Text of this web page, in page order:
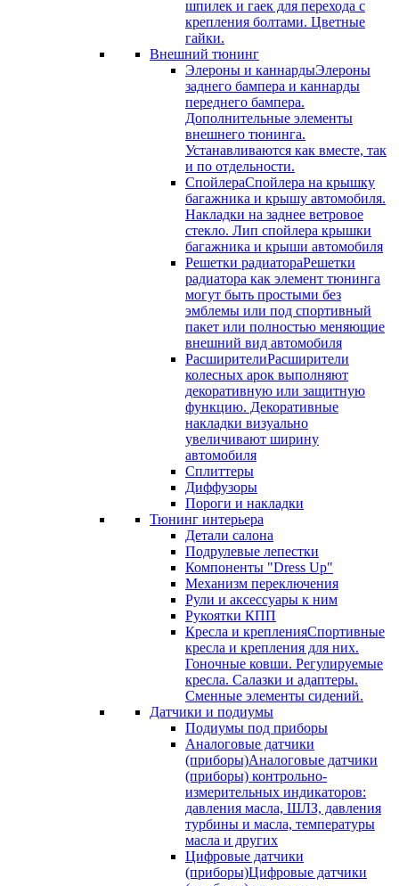
шпилек и гаек для перехода с
крепления болтами. Цветные
гайки.
Внешний тюнинг
Элероны и каннардыЭлероны
заднего бампера и каннарды
переднего бампера.
Дополнительные элементы
внешнего тюнинга.
Устанавливаются как вместе, так
и по отдельности.
СпойлераСпойлера на крышку
багажника и крышу автомобиля.
Накладки на заднее ветровое
стекло. Лип спойлера крышки
багажника и крыши автомобиля
Решетки радиатораРешетки
радиатора как элемент тюнинга
могут быть простыми без
эмблемы или под спортивный
пакет или полностью меняющие
внешний вид автомобиля
РасширителиРасширители
колесных арок выполняют
декоративную или защитную
функцию. Декоративные
накладки визуально
увеличивают ширину
автомобиля
Сплиттеры
Диффузоры
Пороги и накладки
Тюнинг интерьера
Детали салона
Подрулевые лепестки
Компоненты "Dress Up"
Механизм переключения
Рули и аксессуары к ним
Рукоятки КПП
Кресла и крепленияСпортивные
кресла и крепления для них.
Гоночные ковши. Регулируемые
кресла. Салазки и адаптеры.
Сменные элементы сидений.
Датчики и подиумы
Подиумы под приборы
Аналоговые датчики
(приборы)Аналоговые датчики
(приборы) контрольно-
измерительных индикаторов:
давления масла, ШЛЗ, давления
турбины и масла, температуры
масла и других
Цифровые датчики
(приборы)Цифровые датчики